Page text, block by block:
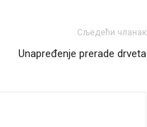
Сљедећи чланак
Unapređenje prerade drveta